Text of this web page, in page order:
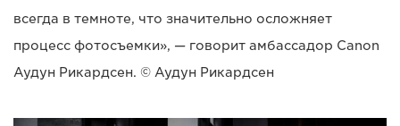
всегда в темноте, что значительно осложняет
процесс фотосъемки», — говорит амбассадор Canon
Аудун Рикардсен. © Аудун Рикардсен